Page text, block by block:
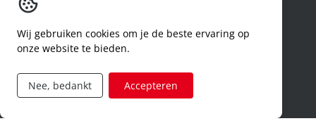
code of conduct
aanvraag rechten ivm privacy
Wij gebruiken cookies om je de beste ervaring op
onze website te bieden.
Nee, bedankt Accepteren